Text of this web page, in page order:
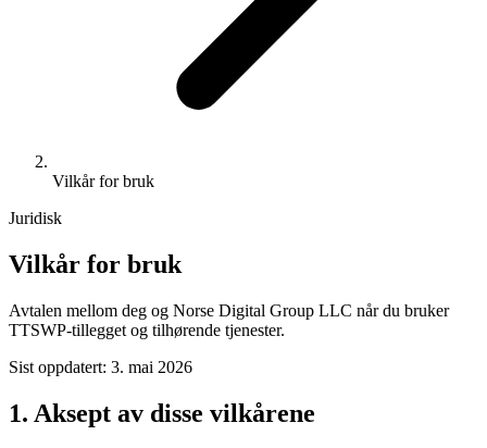
Vilkår for bruk
Juridisk
Vilkår for bruk
Avtalen mellom deg og Norse Digital Group LLC når du bruker
TTSWP-tillegget og tilhørende tjenester.
Sist oppdatert: 3. mai 2026
1. Aksept av disse vilkårene